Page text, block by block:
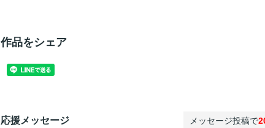
作品をシェア
応援メッセージ メッセージ投稿で